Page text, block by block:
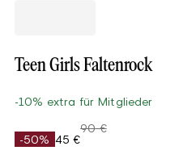
Teen Girls Faltenrock
-10% extra für Mitglieder
-50% 45 €
90 €